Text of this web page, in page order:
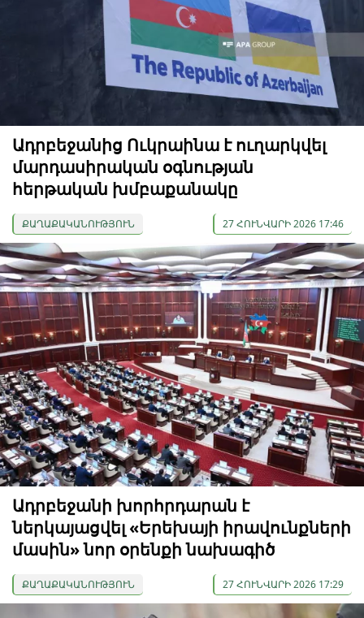
Ադրբեջանից Ուկրաինա է ուղարկվել
մարդասիրական օգնության
հերթական խմբաքանակը
ՔԱՂԱՔԱԿԱՆՈՒԹՅՈՒՆ 27 ՀՈՒՆՎԱՐԻ 2026 17:46
Ադրբեջանի խորհրդարան է
ներկայացվել «Երեխայի իրավունքների
մասին» նոր օրենքի նախագիծ
ՔԱՂԱՔԱԿԱՆՈՒԹՅՈՒՆ 27 ՀՈՒՆՎԱՐԻ 2026 17:29